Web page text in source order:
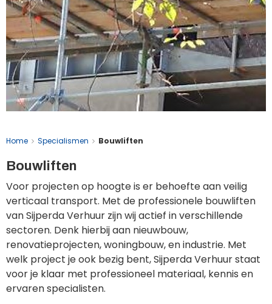
Home Specialismen Bouwliften
Bouwliften
Voor projecten op hoogte is er behoefte aan veilig
verticaal transport. Met de professionele bouwliften
van Sijperda Verhuur zijn wij actief in verschillende
sectoren. Denk hierbij aan nieuwbouw,
renovatieprojecten, woningbouw, en industrie. Met
welk project je ook bezig bent, Sijperda Verhuur staat
voor je klaar met professioneel materiaal, kennis en
ervaren specialisten.